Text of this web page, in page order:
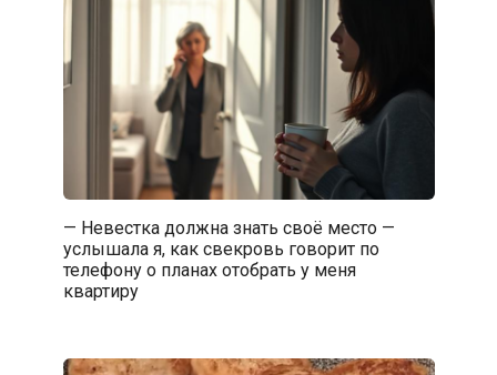
— Невестка должна знать своё место —
услышала я, как свекровь говорит по
телефону о планах отобрать у меня
квартиру